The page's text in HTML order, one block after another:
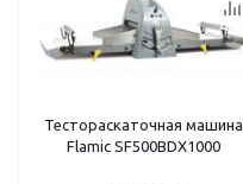
Тестораскаточная машина
Flamic SF500BDX1000